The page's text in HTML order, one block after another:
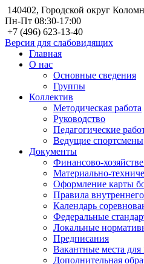
140402, Городской округ
Пн-Пт 08:30-17:00
+7 (496) 623-13-40
Версия для слабовидящих
Главная
О нас
Основные сведения
Группы
Коллектив
Методическая работа
Руководство
Педагогические
Ведущие спортсмены
Документы
Финансово-
Материально-
Оформление карты
Правила
Календарь
Федеральные
Локальные
Предписания
Вакантные места
Дополнительная